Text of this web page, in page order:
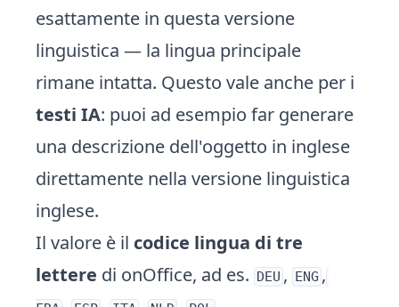
esattamente in questa versione
linguistica — la lingua principale
rimane intatta. Questo vale anche per i
testi IA: puoi ad esempio far generare
una descrizione dell'oggetto in inglese
direttamente nella versione linguistica
inglese.
Il valore è il codice lingua di tre
lettere di onOffice, ad es. DEU , ENG ,